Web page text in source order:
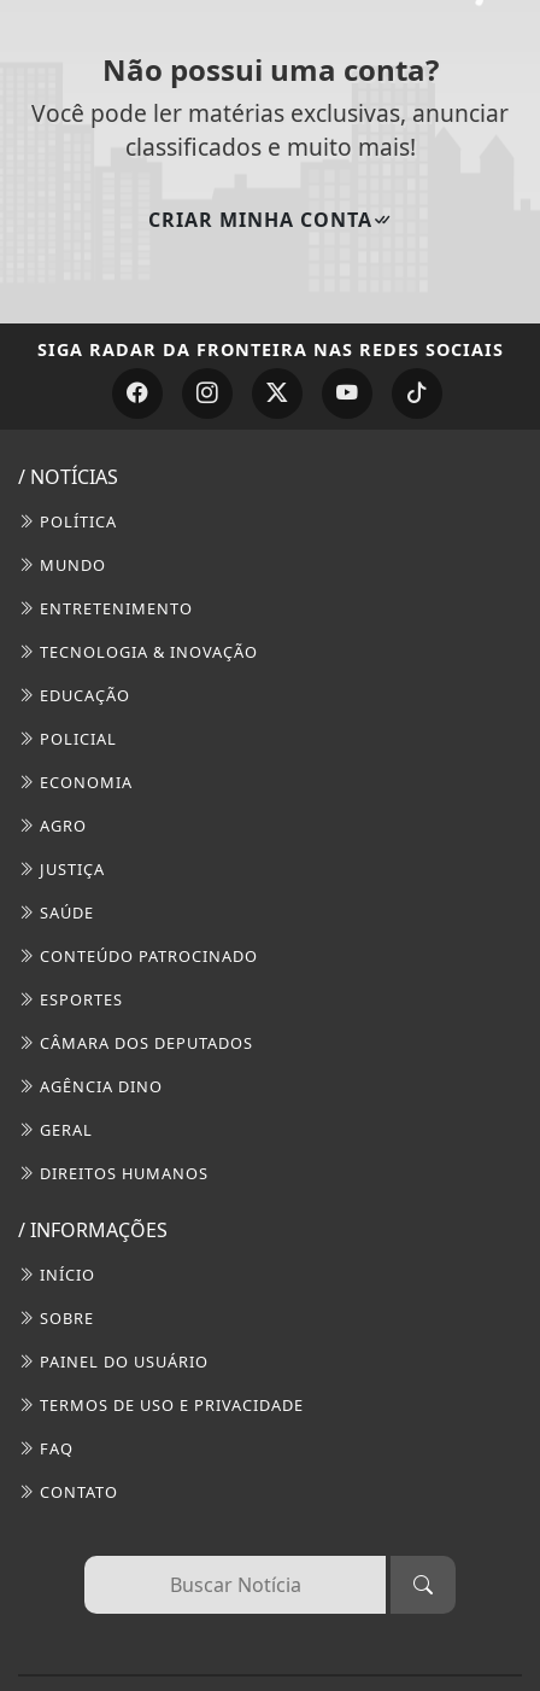
Não possui uma conta?
Você pode ler matérias exclusivas, anunciar
classificados e muito mais!
CRIAR MINHA CONTA
SIGA RADAR DA FRONTEIRA NAS REDES SOCIAIS
/ NOTÍCIAS
POLÍTICA
MUNDO
ENTRETENIMENTO
TECNOLOGIA & INOVAÇÃO
EDUCAÇÃO
POLICIAL
ECONOMIA
AGRO
JUSTIÇA
SAÚDE
CONTEÚDO PATROCINADO
ESPORTES
CÂMARA DOS DEPUTADOS
AGÊNCIA DINO
GERAL
DIREITOS HUMANOS
/ INFORMAÇÕES
INÍCIO
SOBRE
PAINEL DO USUÁRIO
TERMOS DE USO E PRIVACIDADE
FAQ
CONTATO
Termos de Uso e Privacidade